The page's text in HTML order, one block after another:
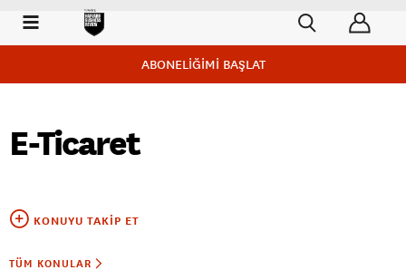
ABONELİĞİMİ BAŞLAT
E-Ticaret
KONUYU TAKIP ET
TÜM KONULAR